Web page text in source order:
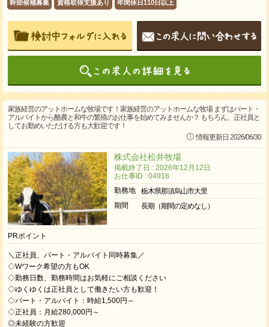
幹部候補募集 資格取得支援あり 年間休日110日以上
家族経営のアットホームな牧場です！家族経営のアットホームな牧場 まずはパート・
アルバイトから酪農と和牛の繁殖のお仕事を始めてみませんか？ もちろん、正社員と
してお勤めいただける方も大歓迎です！
情報更新日 2026/06/30
株式会社松井牧場
掲載終了日 : 2026年12月12日
お仕事ID : 04918
勤務地
栃木県那須烏山市大里
期間
長期（期間の定めなし）
PRポイント
＼正社員、パート・アルバイト同時募集／
◇Wワーク希望の方もOK
◇勤務日数、勤務時間はお気軽にご相談ください
◇ゆくゆくは正社員として働きたい方も歓迎！
◇パート・アルバイト：時給1,500円～
◇正社員：月給280,000円～
◎未経験の方歓迎